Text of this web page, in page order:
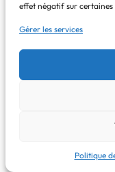
effet négatif sur
Gérer les services
Politique
Votre adresse
champs